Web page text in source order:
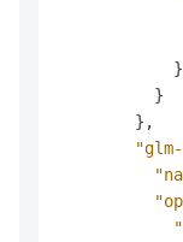
}
}
} ,